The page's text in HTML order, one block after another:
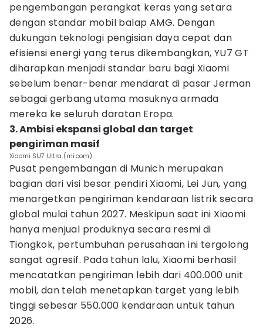
pengembangan perangkat keras yang setara
dengan standar mobil balap AMG. Dengan
dukungan teknologi pengisian daya cepat dan
efisiensi energi yang terus dikembangkan, YU7 GT
diharapkan menjadi standar baru bagi Xiaomi
sebelum benar-benar mendarat di pasar Jerman
sebagai gerbang utama masuknya armada
mereka ke seluruh daratan Eropa.
3. Ambisi ekspansi global dan target
pengiriman masif
Xiaomi SU7 Ultra (mi.com)
Pusat pengembangan di Munich merupakan
bagian dari visi besar pendiri Xiaomi, Lei Jun, yang
menargetkan pengiriman kendaraan listrik secara
global mulai tahun 2027. Meskipun saat ini Xiaomi
hanya menjual produknya secara resmi di
Tiongkok, pertumbuhan perusahaan ini tergolong
sangat agresif. Pada tahun lalu, Xiaomi berhasil
mencatatkan pengiriman lebih dari 400.000 unit
mobil, dan telah menetapkan target yang lebih
tinggi sebesar 550.000 kendaraan untuk tahun
2026.